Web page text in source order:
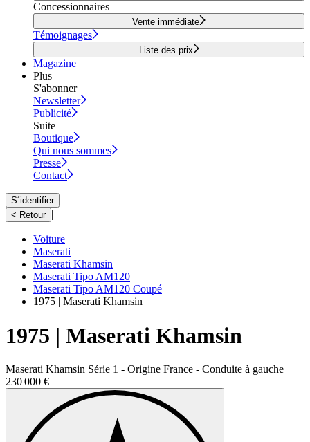
Concessionnaires
Vente immédiate
Témoignages
Liste des prix
Magazine
Plus
S'abonner
Newsletter
Publicité
Suite
Boutique
Qui nous sommes
Presse
Contact
S´identifier
< Retour |
Voiture
Maserati
Maserati Khamsin
Maserati Tipo AM120
Maserati Tipo AM120 Coupé
1975 | Maserati Khamsin
1975 | Maserati Khamsin
Maserati Khamsin Série 1 - Origine France - Conduite à gauche
230 000 €